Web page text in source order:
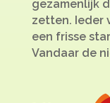
gezamenlijk
zetten. Ieder
een frisse
Vandaar de